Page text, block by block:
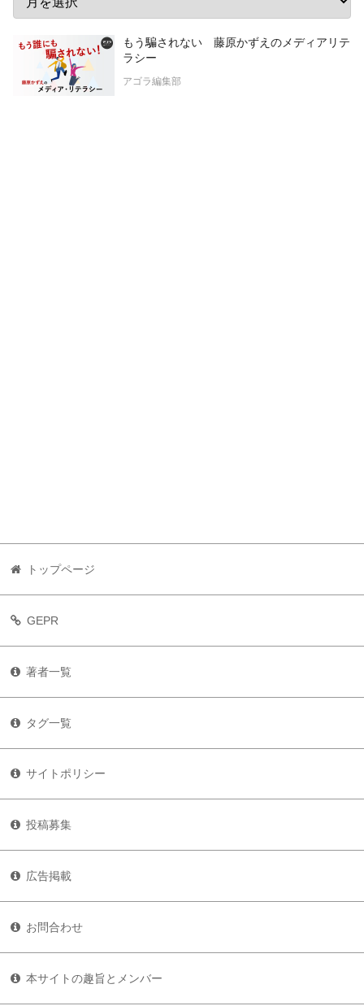
もう騙されない 藤原かずえのメディアリテ
ラシー
アゴラ編集部
トップページ
GEPR
著者一覧
タグ一覧
サイトポリシー
投稿募集
広告掲載
お問合わせ
本サイトの趣旨とメンバー